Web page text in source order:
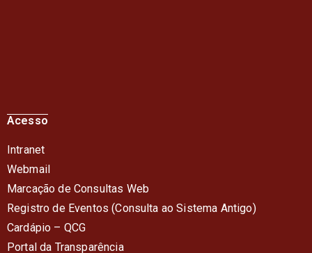
Acesso
Intranet
Webmail
Marcação de Consultas Web
Registro de Eventos (Consulta ao Sistema Antigo)
Cardápio – QCG
Portal da Transparência